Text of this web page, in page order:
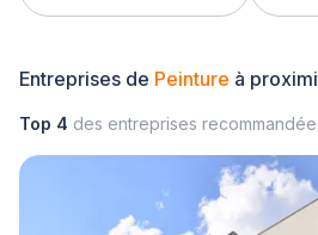
Entreprises de Peinture à
Top 4 des entreprises